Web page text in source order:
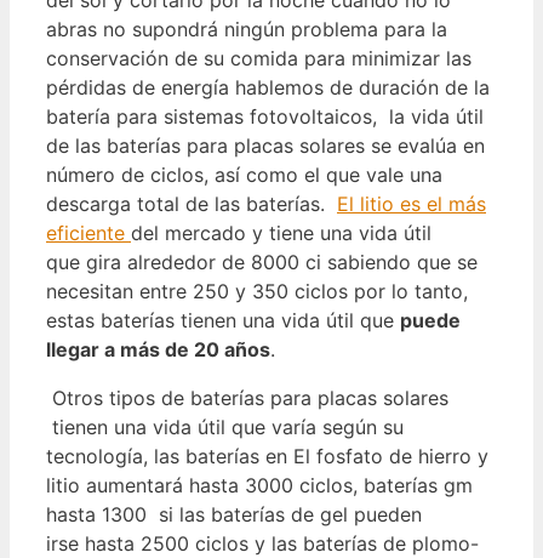
abras no supondrá ningún problema para la
conservación de su comida para minimizar las
pérdidas de energía hablemos de duración de la
batería para sistemas fotovoltaicos, la vida útil
de las baterías para placas solares se evalúa en
número de ciclos, así como el que vale una
descarga total de las baterías. El litio es el más
eficiente del mercado y tiene una vida útil
que gira alrededor de 8000 ci sabiendo que se
necesitan entre 250 y 350 ciclos por lo tanto,
estas baterías tienen una vida útil que puede
llegar a más de 20 años.
Otros tipos de baterías para placas solares
tienen una vida útil que varía según su
tecnología, las baterías en El fosfato de hierro y
litio aumentará hasta 3000 ciclos, baterías gm
hasta 1300 si las baterías de gel pueden
irse hasta 2500 ciclos y las baterías de plomo-